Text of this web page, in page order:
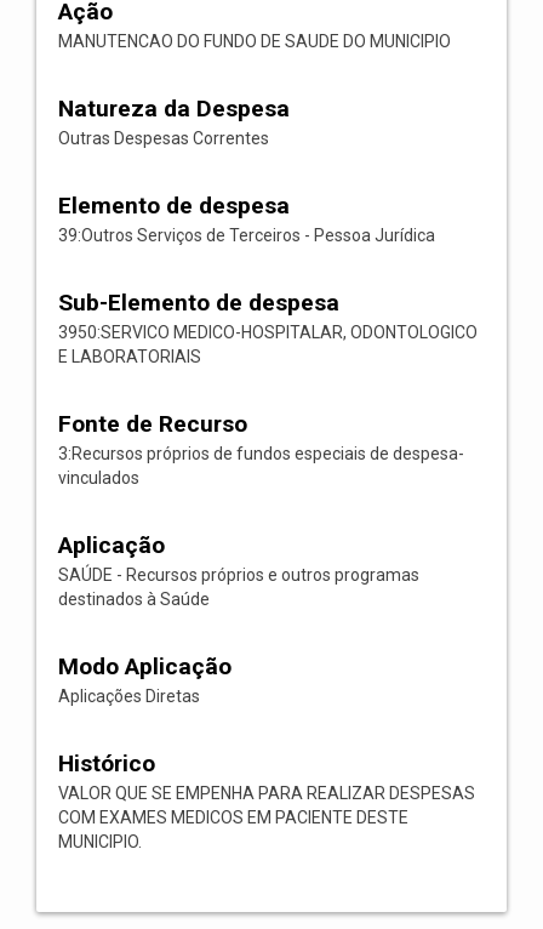
Ação
MANUTENCAO DO FUNDO DE SAUDE DO MUNICIPIO
Natureza da Despesa
Outras Despesas Correntes
Elemento de despesa
39:Outros Serviços de Terceiros - Pessoa Jurídica
Sub-Elemento de despesa
3950:SERVICO MEDICO-HOSPITALAR, ODONTOLOGICO
E LABORATORIAIS
Fonte de Recurso
3:Recursos próprios de fundos especiais de despesa-
vinculados
Aplicação
SAÚDE - Recursos próprios e outros programas
destinados à Saúde
Modo Aplicação
Aplicações Diretas
Histórico
VALOR QUE SE EMPENHA PARA REALIZAR DESPESAS
COM EXAMES MEDICOS EM PACIENTE DESTE
MUNICIPIO.